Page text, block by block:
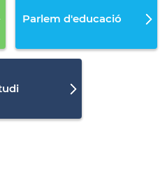
Parlem d'educació